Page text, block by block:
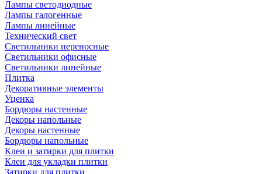
Лампы светодиодные
Лампы галогенные
Лампы линейные
Технический свет
Светильники переносные
Светильники офисные
Светильники линейные
Плитка
Декоративные элементы
Уценка
Бордюры настенные
Декоры напольные
Декоры настенные
Бордюры напольные
Клеи и затирки для плитки
Клеи для укладки плитки
Затирки для плитки